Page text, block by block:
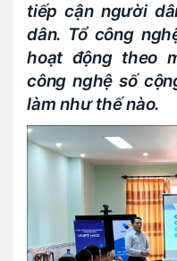
tiếp cận người
dân. Tổ công
hoạt động theo
công nghệ số
làm như thế nào.